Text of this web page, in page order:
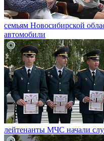
семьям Новосибирской
автомобили
лейтенанты МЧС начали